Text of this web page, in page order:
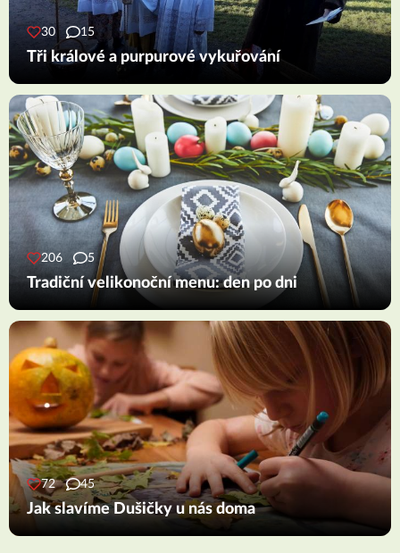
30 15
Tři králové a purpurové vykuřování
206 5
Tradiční velikonoční menu: den po dni
72 45
Jak slavíme Dušičky u nás doma